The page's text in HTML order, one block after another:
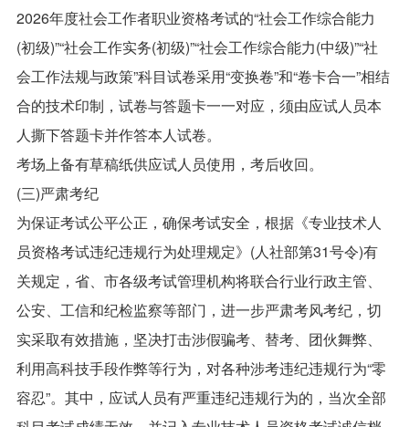
2026年度社会工作者职业资格考试的“社会工作综合能力
(初级)”“社会工作实务(初级)”“社会工作综合能力(中级)”“社
会工作法规与政策”科目试卷采用“变换卷”和“卷卡合一”相结
合的技术印制，试卷与答题卡一一对应，须由应试人员本
人撕下答题卡并作答本人试卷。
考场上备有草稿纸供应试人员使用，考后收回。
(三)严肃考纪
为保证考试公平公正，确保考试安全，根据《专业技术人
员资格考试违纪违规行为处理规定》(人社部第31号令)有
关规定，省、市各级考试管理机构将联合行业行政主管、
公安、工信和纪检监察等部门，进一步严肃考风考纪，切
实采取有效措施，坚决打击涉假骗考、替考、团伙舞弊、
利用高科技手段作弊等行为，对各种涉考违纪违规行为“零
容忍”。其中，应试人员有严重违纪违规行为的，当次全部